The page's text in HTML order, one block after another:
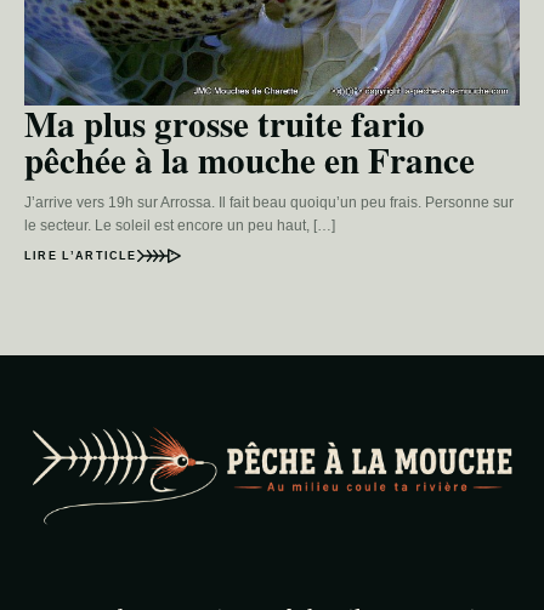
Ma plus grosse truite fario
pêchée à la mouche en France
J’arrive vers 19h sur Arrossa. Il fait beau quoiqu’un peu frais. Personne sur
le secteur. Le soleil est encore un peu haut, […]
LIRE L’ARTICLE